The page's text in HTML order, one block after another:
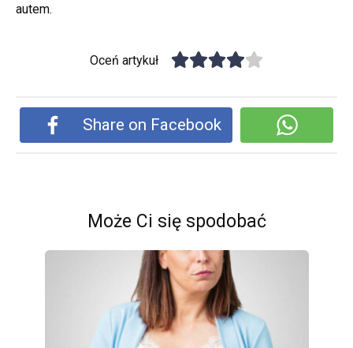
autem.
Oceń artykuł
Share on Facebook
Może Ci się spodobać